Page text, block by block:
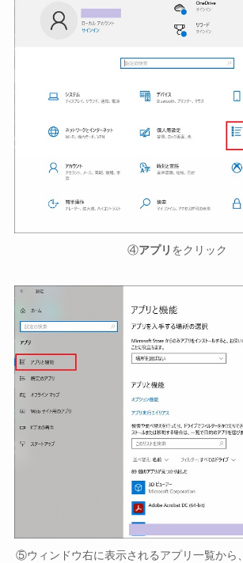
④アプリ をクリック
⑤ウィンドウ右に表示されるアプリ一覧から、